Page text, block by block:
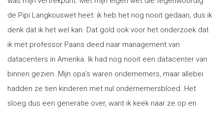
de Pipi Langkouswet heet: ik heb het nog nooit gedaan, dus ik
denk dat ik het wel kan. Dat gold ook voor het onderzoek dat
ik met professor Paans deed naar management van
datacenters in Amerika. Ik had nog nooit een datacenter van
binnen gezien. Mijn opa’s waren ondernemers, maar allebei
hadden ze tien kinderen met nul ondernemersbloed. Het
sloeg dus een generatie over, want ik keek naar ze op en